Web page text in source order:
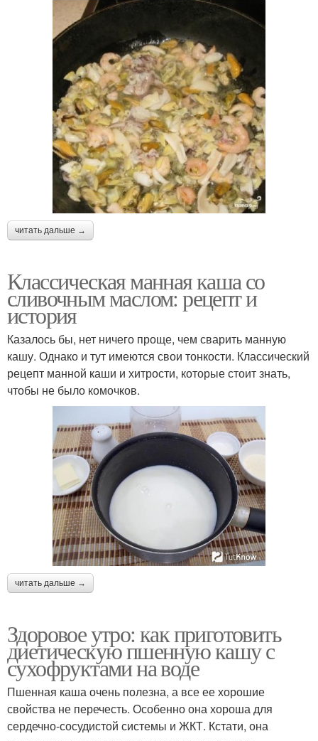
читать дальше →
Классическая манная каша со
сливочным маслом: рецепт и
история
Казалось бы, нет ничего проще, чем сварить манную
кашу. Однако и тут имеются свои тонкости. Классический
рецепт манной каши и хитрости, которые стоит знать,
чтобы не было комочков.
читать дальше →
Здоровое утро: как приготовить
диетическую пшенную кашу с
сухофруктами на воде
Пшенная каша очень полезна, а все ее хорошие
свойства не перечесть. Особенно она хороша для
сердечно-сосудистой системы и ЖКТ. Кстати, она